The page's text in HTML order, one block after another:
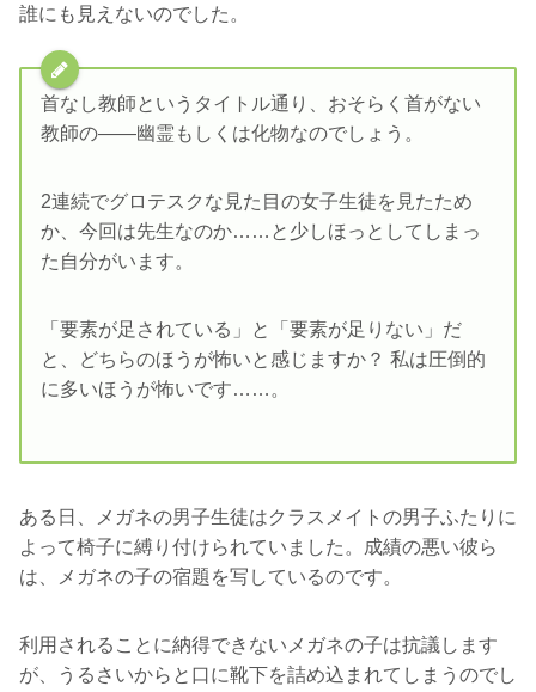
誰にも見えないのでした。
首なし教師というタイトル通り、おそらく首がない
教師の――幽霊もしくは化物なのでしょう。
2連続でグロテスクな見た目の女子生徒を見たため
か、今回は先生なのか……と少しほっとしてしまっ
た自分がいます。
「要素が足されている」と「要素が足りない」だ
と、どちらのほうが怖いと感じますか？ 私は圧倒的
に多いほうが怖いです……。
ある日、メガネの男子生徒はクラスメイトの男子ふたりに
よって椅子に縛り付けられていました。成績の悪い彼ら
は、メガネの子の宿題を写しているのです。
利用されることに納得できないメガネの子は抗議します
が、うるさいからと口に靴下を詰め込まれてしまうのでし